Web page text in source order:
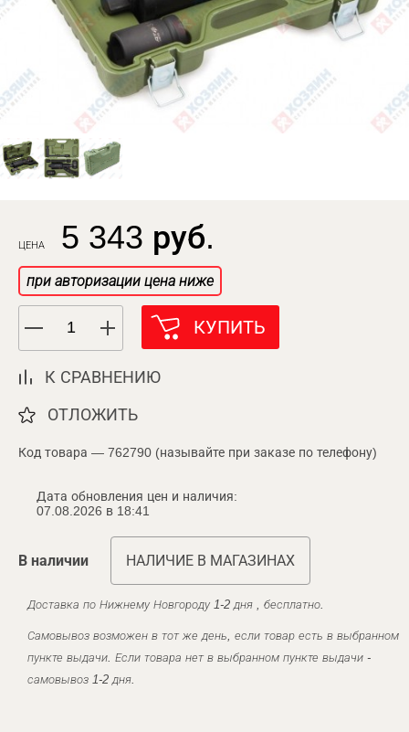
ЦЕНА 5 343 руб.
при авторизации цена ниже
КУПИТЬ
К СРАВНЕНИЮ
ОТЛОЖИТЬ
Код товара — 762790 (называйте при заказе по телефону)
Дата обновления цен и наличия:
07.08.2026 в 18:41
В наличии НАЛИЧИЕ В МАГАЗИНАХ
Доставка по Нижнему Новгороду 1-2 дня , бесплатно.
Самовывоз возможен в тот же день, если товар есть в выбранном
пункте выдачи. Если товара нет в выбранном пункте выдачи -
самовывоз 1-2 дня.